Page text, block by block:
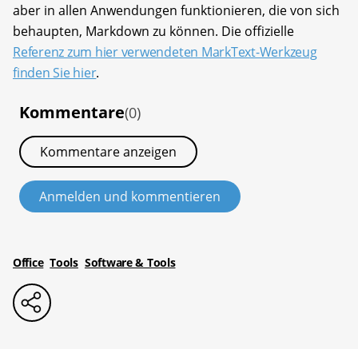
aber in allen Anwendungen funktionieren, die von sich
behaupten, Markdown zu können. Die offizielle
Referenz zum hier verwendeten MarkText-Werkzeug
finden Sie hier.
Kommentare(0)
Kommentare anzeigen
Anmelden und kommentieren
Office Tools Software & Tools